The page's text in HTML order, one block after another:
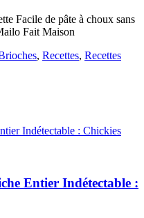
Facile de pâte à choux sans
Fait Maison
, Recettes, Recettes
Entier Indétectable :